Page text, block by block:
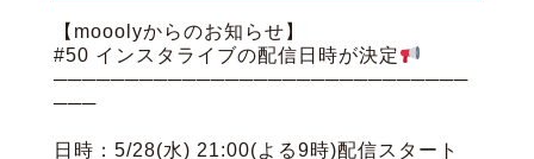
【mooolyからのお知らせ】
#50 インスタライブの配信日時が決定
─────────────────────────────
───
日時：5/28(水) 21:00(よる9時)配信スタート